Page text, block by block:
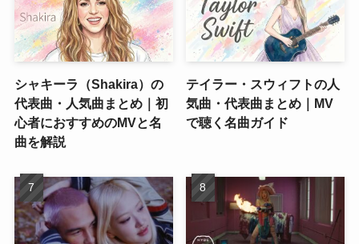
シャキーラ（Shakira）の
代表曲・人気曲まとめ｜初
心者におすすめのMVと名
曲を解説
テイラー・スウィフトの人
気曲・代表曲まとめ｜MV
で聴く名曲ガイド